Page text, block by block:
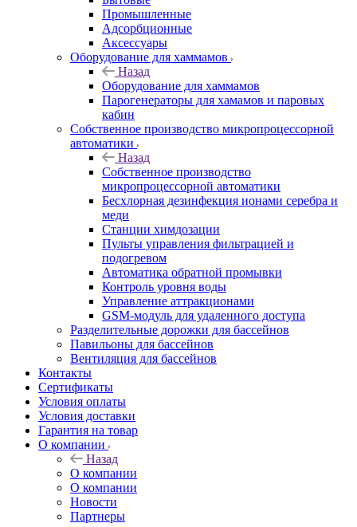
Промышленные
Адсорбционные
Аксессуары
Оборудование для хаммамов
Назад
Оборудование для хаммамов
Парогенераторы для хамамов и паровых
кабин
Собственное производство микропроцессорной
автоматики
Назад
Собственное производство
микропроцессорной автоматики
Беcхлорная дезинфекция ионами серебра и
меди
Станции химдозации
Пульты управления фильтрацией и
подогревом
Автоматика обратной промывки
Контроль уровня воды
Управление аттракционами
GSM-модуль для удаленного доступа
Разделительные дорожки для бассейнов
Павильоны для бассейнов
Вентиляция для бассейнов
Контакты
Сертификаты
Условия оплаты
Условия доставки
Гарантия на товар
О компании
Назад
О компании
О компании
Новости
Партнеры